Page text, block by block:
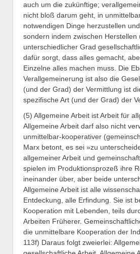
auch um die zukünftige;
nicht bloß darum geht, in
notwendigen Dinge herzustellen
sondern indem zwischen Herstellen
unterschiedlicher Grad
dafür sorgt, dass alles gemacht,
Einzelne alles machen muss. Die
Verallgemeinerung ist also die
(und der Grad) der Vermittlung ist
spezifische Art (und der Grad) der
(5) Allgemeine Arbeit ist Arbeit für
Allgemeine Arbeit darf also nicht
unmittelbar-kooperativer
Marx betont, es sei »zu
allgemeiner Arbeit und
spielen im Produktionsprozeß ihre
ineinander über, aber beide
Allgemeine Arbeit ist alle
Entdeckung, alle Erfindung. Sie ist
Kooperation mit Lebenden, teils
Arbeiten Früherer.
die unmittelbare Kooperation der
113f) Daraus folgt zweierlei: